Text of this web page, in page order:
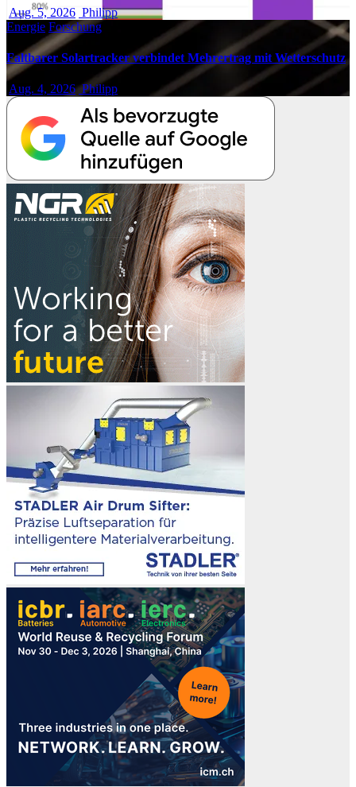
Aug. 5, 2026 Philipp
Energie Forschung
Faltbarer Solartracker verbindet Mehrertrag mit Wetterschutz
Aug. 4, 2026 Philipp